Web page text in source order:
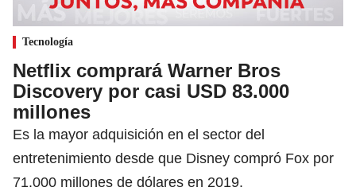
Tecnología
Netflix comprará Warner Bros
Discovery por casi USD 83.000
millones
Es la mayor adquisición en el sector del
entretenimiento desde que Disney compró Fox por
71.000 millones de dólares en 2019.